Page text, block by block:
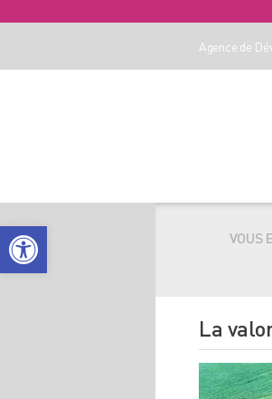
Agence de
VOUS
La
Ouvrir la barre d’outils